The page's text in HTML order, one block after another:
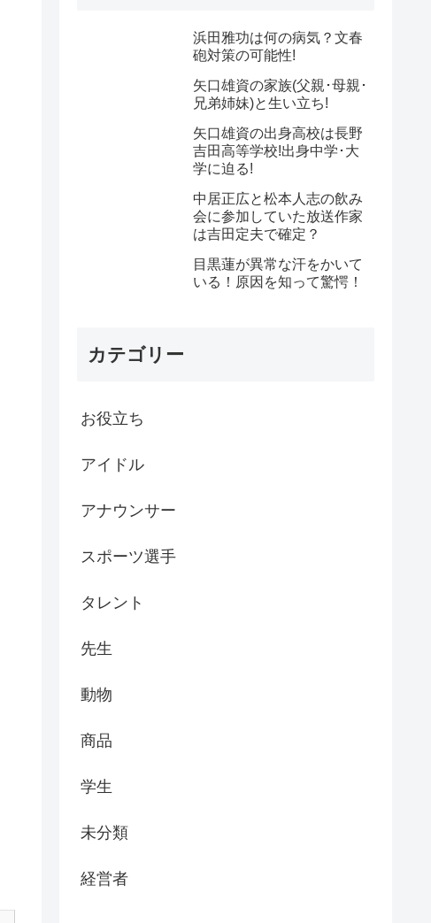
浜田雅功は何の病気？文春
砲対策の可能性!
矢口雄資の家族(父親･母親･
兄弟姉妹)と生い立ち!
矢口雄資の出身高校は長野
吉田高等学校!出身中学･大
学に迫る!
中居正広と松本人志の飲み
会に参加していた放送作家
は吉田定夫で確定？
目黒蓮が異常な汗をかいて
いる！原因を知って驚愕！
カテゴリー
お役立ち
アイドル
アナウンサー
スポーツ選手
タレント
先生
動物
商品
学生
未分類
経営者